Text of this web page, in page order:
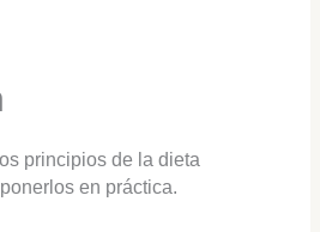
principios de la dieta
en práctica.